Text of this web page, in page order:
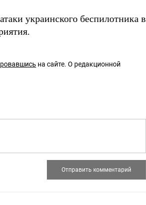
украинского беспилотника в
на сайте. О редакционной